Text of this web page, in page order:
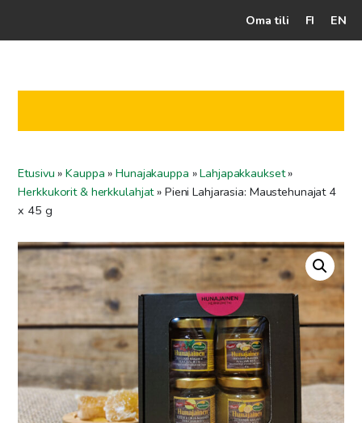
Oma tili FI EN
Jälleenmyyjät
Yritys
Yhteydenotto
Ohjeet ja vinkit
Etusivu »Kauppa »Hunajakauppa »Lahjapakkaukset»
Herkkukorit & herkkulahjat» Pieni Lahjarasia: Maustehunajat 4
x 45 g